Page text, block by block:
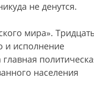
не денутся.
мира».
и исполнение
населения